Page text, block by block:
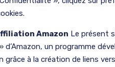
Amazon Le présent
d’Amazon, un programme
grâce à la création de liens